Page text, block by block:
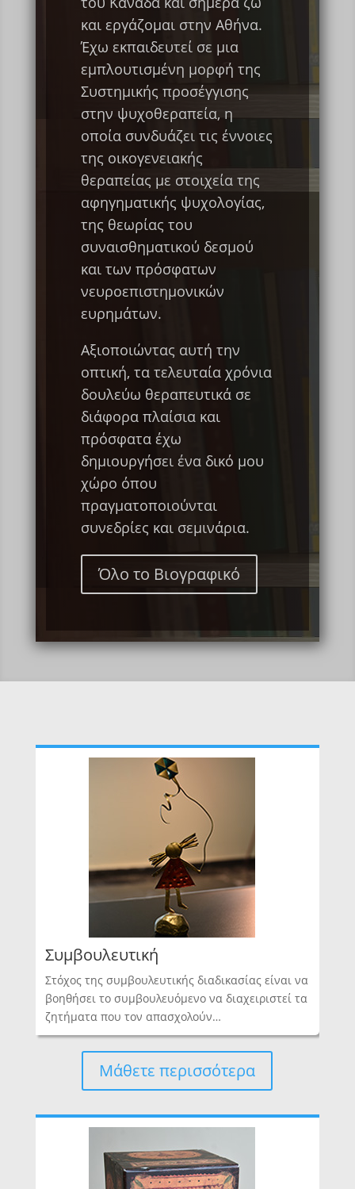
και εργάζομαι στην Αθήνα.
Έχω εκπαιδευτεί σε μια
εμπλουτισμένη μορφή της
Συστημικής προσέγγισης
στην ψυχοθεραπεία, η
οποία συνδυάζει τις έννοιες
της οικογενειακής
θεραπείας με στοιχεία της
αφηγηματικής ψυχολογίας,
της θεωρίας του
συναισθηματικού δεσμού
και των πρόσφατων
νευροεπιστημονικών
ευρημάτων.
Αξιοποιώντας αυτή την
οπτική, τα τελευταία χρόνια
δουλεύω θεραπευτικά σε
διάφορα πλαίσια και
πρόσφατα έχω
δημιουργήσει ένα δικό μου
χώρο όπου
πραγματοποιούνται
συνεδρίες και σεμινάρια.
Όλο το Βιογραφικό
Συμβουλευτική
Στόχος της συμβουλευτικής διαδικασίας είναι να
βοηθήσει το συμβουλευόμενο να διαχειριστεί τα
ζητήματα που τον απασχολούν…
Μάθετε περισσότερα